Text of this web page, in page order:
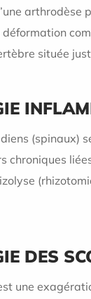
arthrodèse
située
(spinaux)
chroniques
DES
une